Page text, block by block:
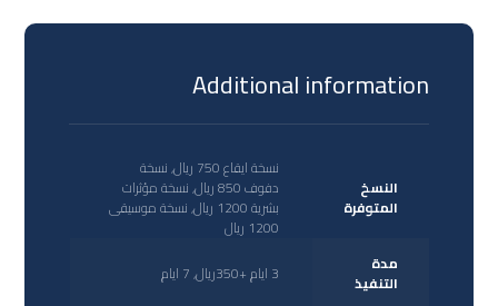
Additional information
النسخ
المتوفرة
نسخة ايقاع 750 ريال, نسخة
دفوف 850 ريال, نسخة مؤثرات
بشرية 1200 ريال, نسخة موسيقى
1200 ريال
مدة
التنفيذ 3 ايام +350ريال, 7 ايام